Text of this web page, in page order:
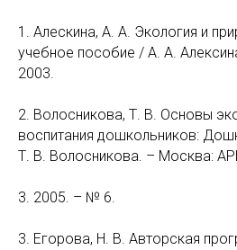
1. Алескина, А. А. Экология и
учебное пособие / А. А.
2003.
2. Волосникова, Т. В. Основы
воспитания дошкольников:
Т. В. Волосникова. – Москва:
3. 2005. – № 6.
3. Егорова, Н. В. Авторская